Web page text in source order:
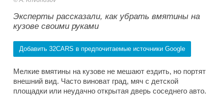
Эксперты рассказали, как убрать вмятины на
кузове своими руками
Добавить 32CARS в предпочитаемые источники Google
Мелкие вмятины на кузове не мешают ездить, но портят
внешний вид. Часто виноват град, мяч с детской
площадки или неудачно открытая дверь соседнего авто.